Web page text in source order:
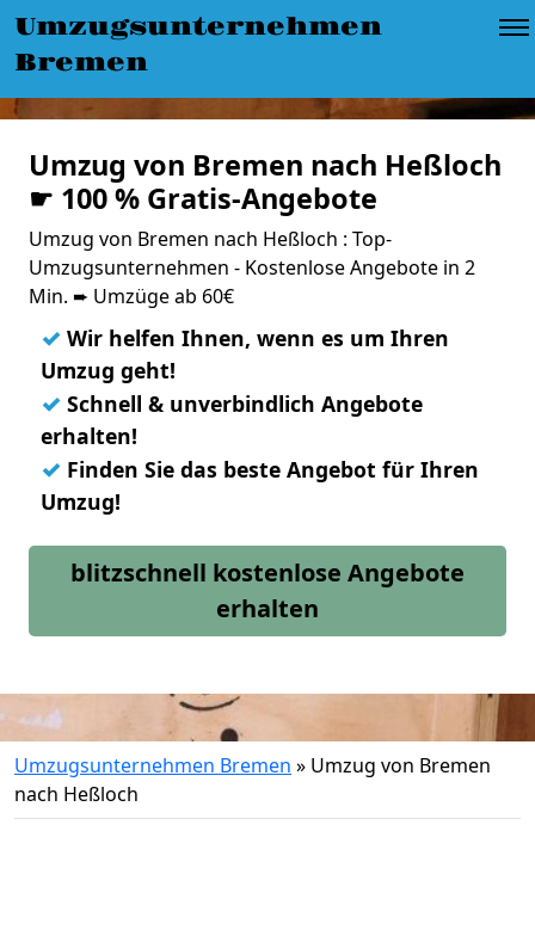
Umzugsunternehmen
Bremen
Umzug von Bremen nach Heßloch
☛ 100 % Gratis-Angebote
Umzug von Bremen nach Heßloch : Top-
Umzugsunternehmen - Kostenlose Angebote in 2
Min. ➨ Umzüge ab 60€
✓ Wir helfen Ihnen, wenn es um Ihren
Umzug geht!
✓ Schnell & unverbindlich Angebote
erhalten!
✓ Finden Sie das beste Angebot für Ihren
Umzug!
blitzschnell kostenlose Angebote
erhalten
Umzugsunternehmen Bremen » Umzug von Bremen
nach Heßloch